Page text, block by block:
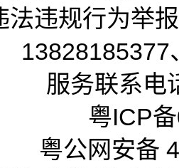
法违规行为举
13828185377
服务联系电
粤ICP
粤公网安备